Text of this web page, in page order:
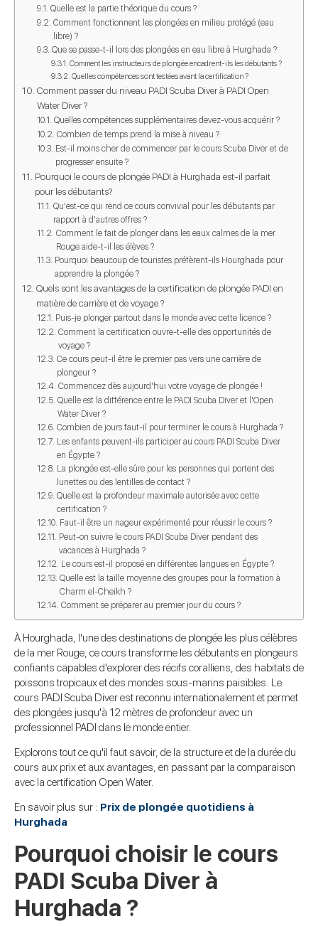
Quelle est la partie théorique du cours ?
Comment fonctionnent les plongées en milieu protégé (eau
libre) ?
Que se passe-t-il lors des plongées en eau libre à Hurghada ?
Comment les instructeurs de plongée encadrent-ils les débutants ?
Quelles compétences sont testées avant la certification ?
Comment passer du niveau PADI Scuba Diver à PADI Open
Water Diver ?
Quelles compétences supplémentaires devez-vous acquérir ?
Combien de temps prend la mise à niveau ?
Est-il moins cher de commencer par le cours Scuba Diver et de
progresser ensuite ?
Pourquoi le cours de plongée PADI à Hurghada est-il parfait
pour les débutants?
Qu'est-ce qui rend ce cours convivial pour les débutants par
rapport à d'autres offres ?
Comment le fait de plonger dans les eaux calmes de la mer
Rouge aide-t-il les élèves ?
Pourquoi beaucoup de touristes préfèrent-ils Hourghada pour
apprendre la plongée ?
Quels sont les avantages de la certification de plongée PADI en
matière de carrière et de voyage ?
Puis-je plonger partout dans le monde avec cette licence ?
Comment la certification ouvre-t-elle des opportunités de
voyage ?
Ce cours peut-il être le premier pas vers une carrière de
plongeur ?
Commencez dès aujourd'hui votre voyage de plongée !
Quelle est la différence entre le PADI Scuba Diver et l'Open
Water Diver ?
Combien de jours faut-il pour terminer le cours à Hurghada ?
Les enfants peuvent-ils participer au cours PADI Scuba Diver
en Égypte ?
La plongée est-elle sûre pour les personnes qui portent des
lunettes ou des lentilles de contact ?
Quelle est la profondeur maximale autorisée avec cette
certification ?
Faut-il être un nageur expérimenté pour réussir le cours ?
Peut-on suivre le cours PADI Scuba Diver pendant des
vacances à Hurghada ?
Le cours est-il proposé en différentes langues en Égypte ?
Quelle est la taille moyenne des groupes pour la formation à
Charm el-Cheikh ?
Comment se préparer au premier jour du cours ?
À Hourghada, l'une des destinations de plongée les plus célèbres
de la mer Rouge, ce cours transforme les débutants en plongeurs
confiants capables d'explorer des récifs coralliens, des habitats de
poissons tropicaux et des mondes sous-marins paisibles. Le
cours PADI Scuba Diver est reconnu internationalement et permet
des plongées jusqu'à 12 mètres de profondeur avec un
professionnel PADI dans le monde entier.
Explorons tout ce qu'il faut savoir, de la structure et de la durée du
cours aux prix et aux avantages, en passant par la comparaison
avec la certification Open Water.
En savoir plus sur : Prix de plongée quotidiens à
Hurghada
Pourquoi choisir le cours
PADI Scuba Diver à
Hurghada ?